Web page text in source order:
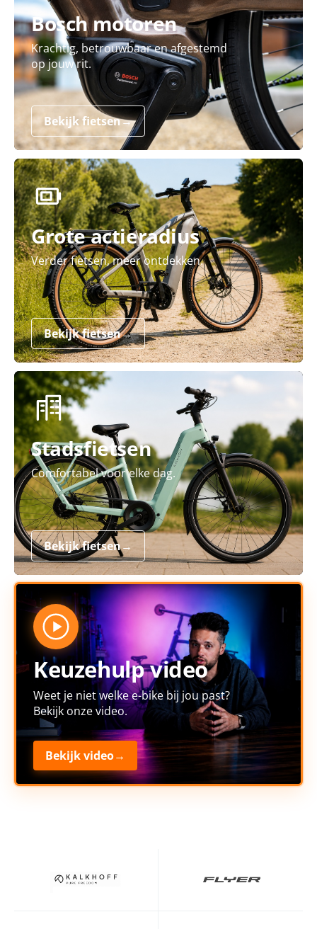
Bosch motoren
Krachtig, betrouwbaar en afgestemd
op jouw rit.
Bekijk fietsen→
Grote actieradius
Verder fietsen, meer ontdekken.
Bekijk fietsen→
Stadsfietsen
Comfortabel voor elke dag.
Bekijk fietsen→
Keuzehulp video
Weet je niet welke e-bike bij jou past?
Bekijk onze video.
Bekijk video→